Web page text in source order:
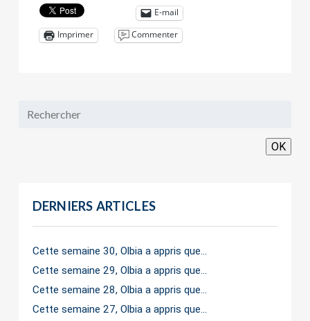
E-mail
Imprimer
Commenter
OK
DERNIERS ARTICLES
Cette semaine 30, Olbia a appris que…
Cette semaine 29, Olbia a appris que…
Cette semaine 28, Olbia a appris que…
Cette semaine 27, Olbia a appris que…